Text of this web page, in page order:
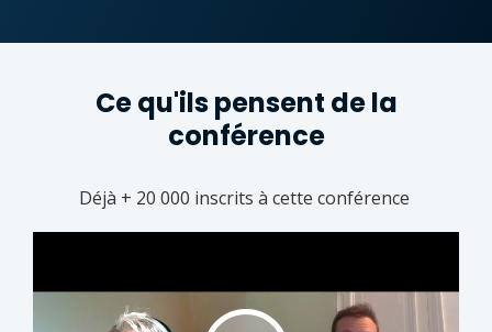
Ce qu'ils pensent de la
conférence
Déjà + 20 000 inscrits à cette conférence